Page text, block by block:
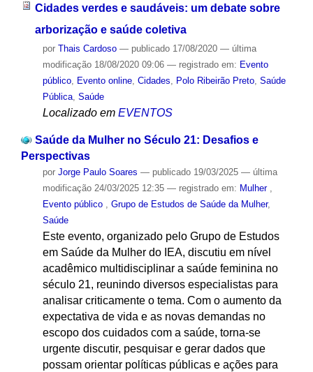
Cidades verdes e saudáveis: um debate sobre
arborização e saúde coletiva
por Thais Cardoso — publicado17/08/2020 — última
modificação18/08/2020 09:06 — registrado em: Evento
público, Evento online, Cidades, Polo Ribeirão Preto, Saúde
Pública, Saúde
Localizado em EVENTOS
Saúde da Mulher no Século 21: Desafios e
Perspectivas
por Jorge Paulo Soares — publicado19/03/2025 — última
modificação24/03/2025 12:35 — registrado em: Mulher ,
Evento público , Grupo de Estudos de Saúde da Mulher,
Saúde
Este evento, organizado pelo Grupo de Estudos
em Saúde da Mulher do IEA, discutiu em nível
acadêmico multidisciplinar a saúde feminina no
século 21, reunindo diversos especialistas para
analisar criticamente o tema. Com o aumento da
expectativa de vida e as novas demandas no
escopo dos cuidados com a saúde, torna-se
urgente discutir, pesquisar e gerar dados que
possam orientar políticas públicas e ações para